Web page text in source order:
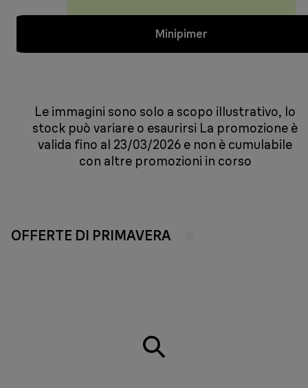
Minipimer
Le immagini sono solo a scopo illustrativo, lo
stock può variare o esaurirsi La promozione è
valida fino al 23/03/2026 e non è cumulabile
con altre promozioni in corso
OFFERTE DI PRIMAVERA